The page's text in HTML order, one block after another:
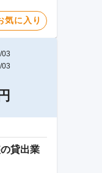
気に入り
03
03
貸出業